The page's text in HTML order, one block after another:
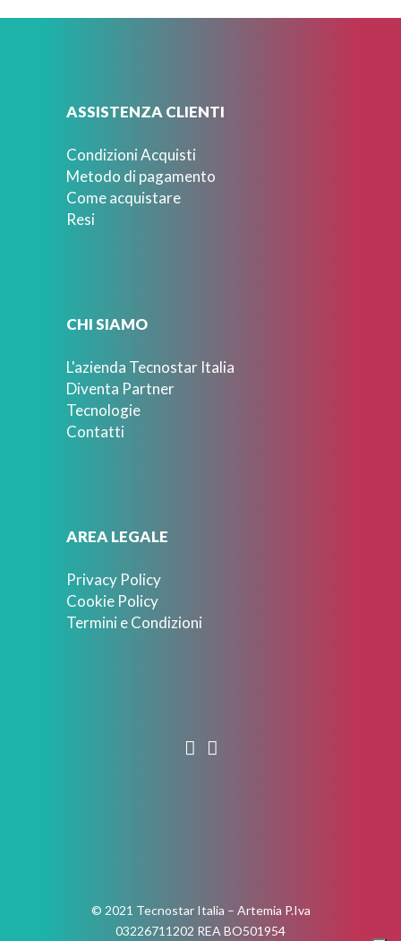
ASSISTENZA CLIENTI
Condizioni Acquisti
Metodo di pagamento
Come acquistare
Resi
CHI SIAMO
L'azienda Tecnostar Italia
Diventa Partner
Tecnologie
Contatti
AREA LEGALE
Privacy Policy
Cookie Policy
Termini e Condizioni
© 2021 Tecnostar Italia – Artemia P.Iva
03226711202 REA BO501954